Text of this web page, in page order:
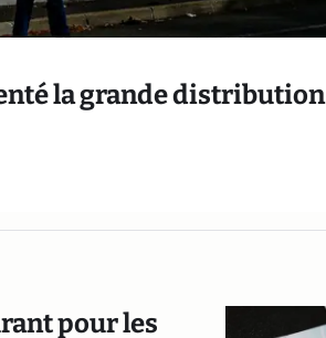
la grande distribution
pour les